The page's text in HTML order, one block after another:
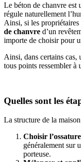
Le béton de chanvre est
régule naturellement
Ainsi, si les propriétaires
de chanvre d’un
importe de choisir pour
Ainsi, dans certains cas,
tous points ressembler à
Quelles sont les
La structure de la
Choisir
généralement sur
porteuse.